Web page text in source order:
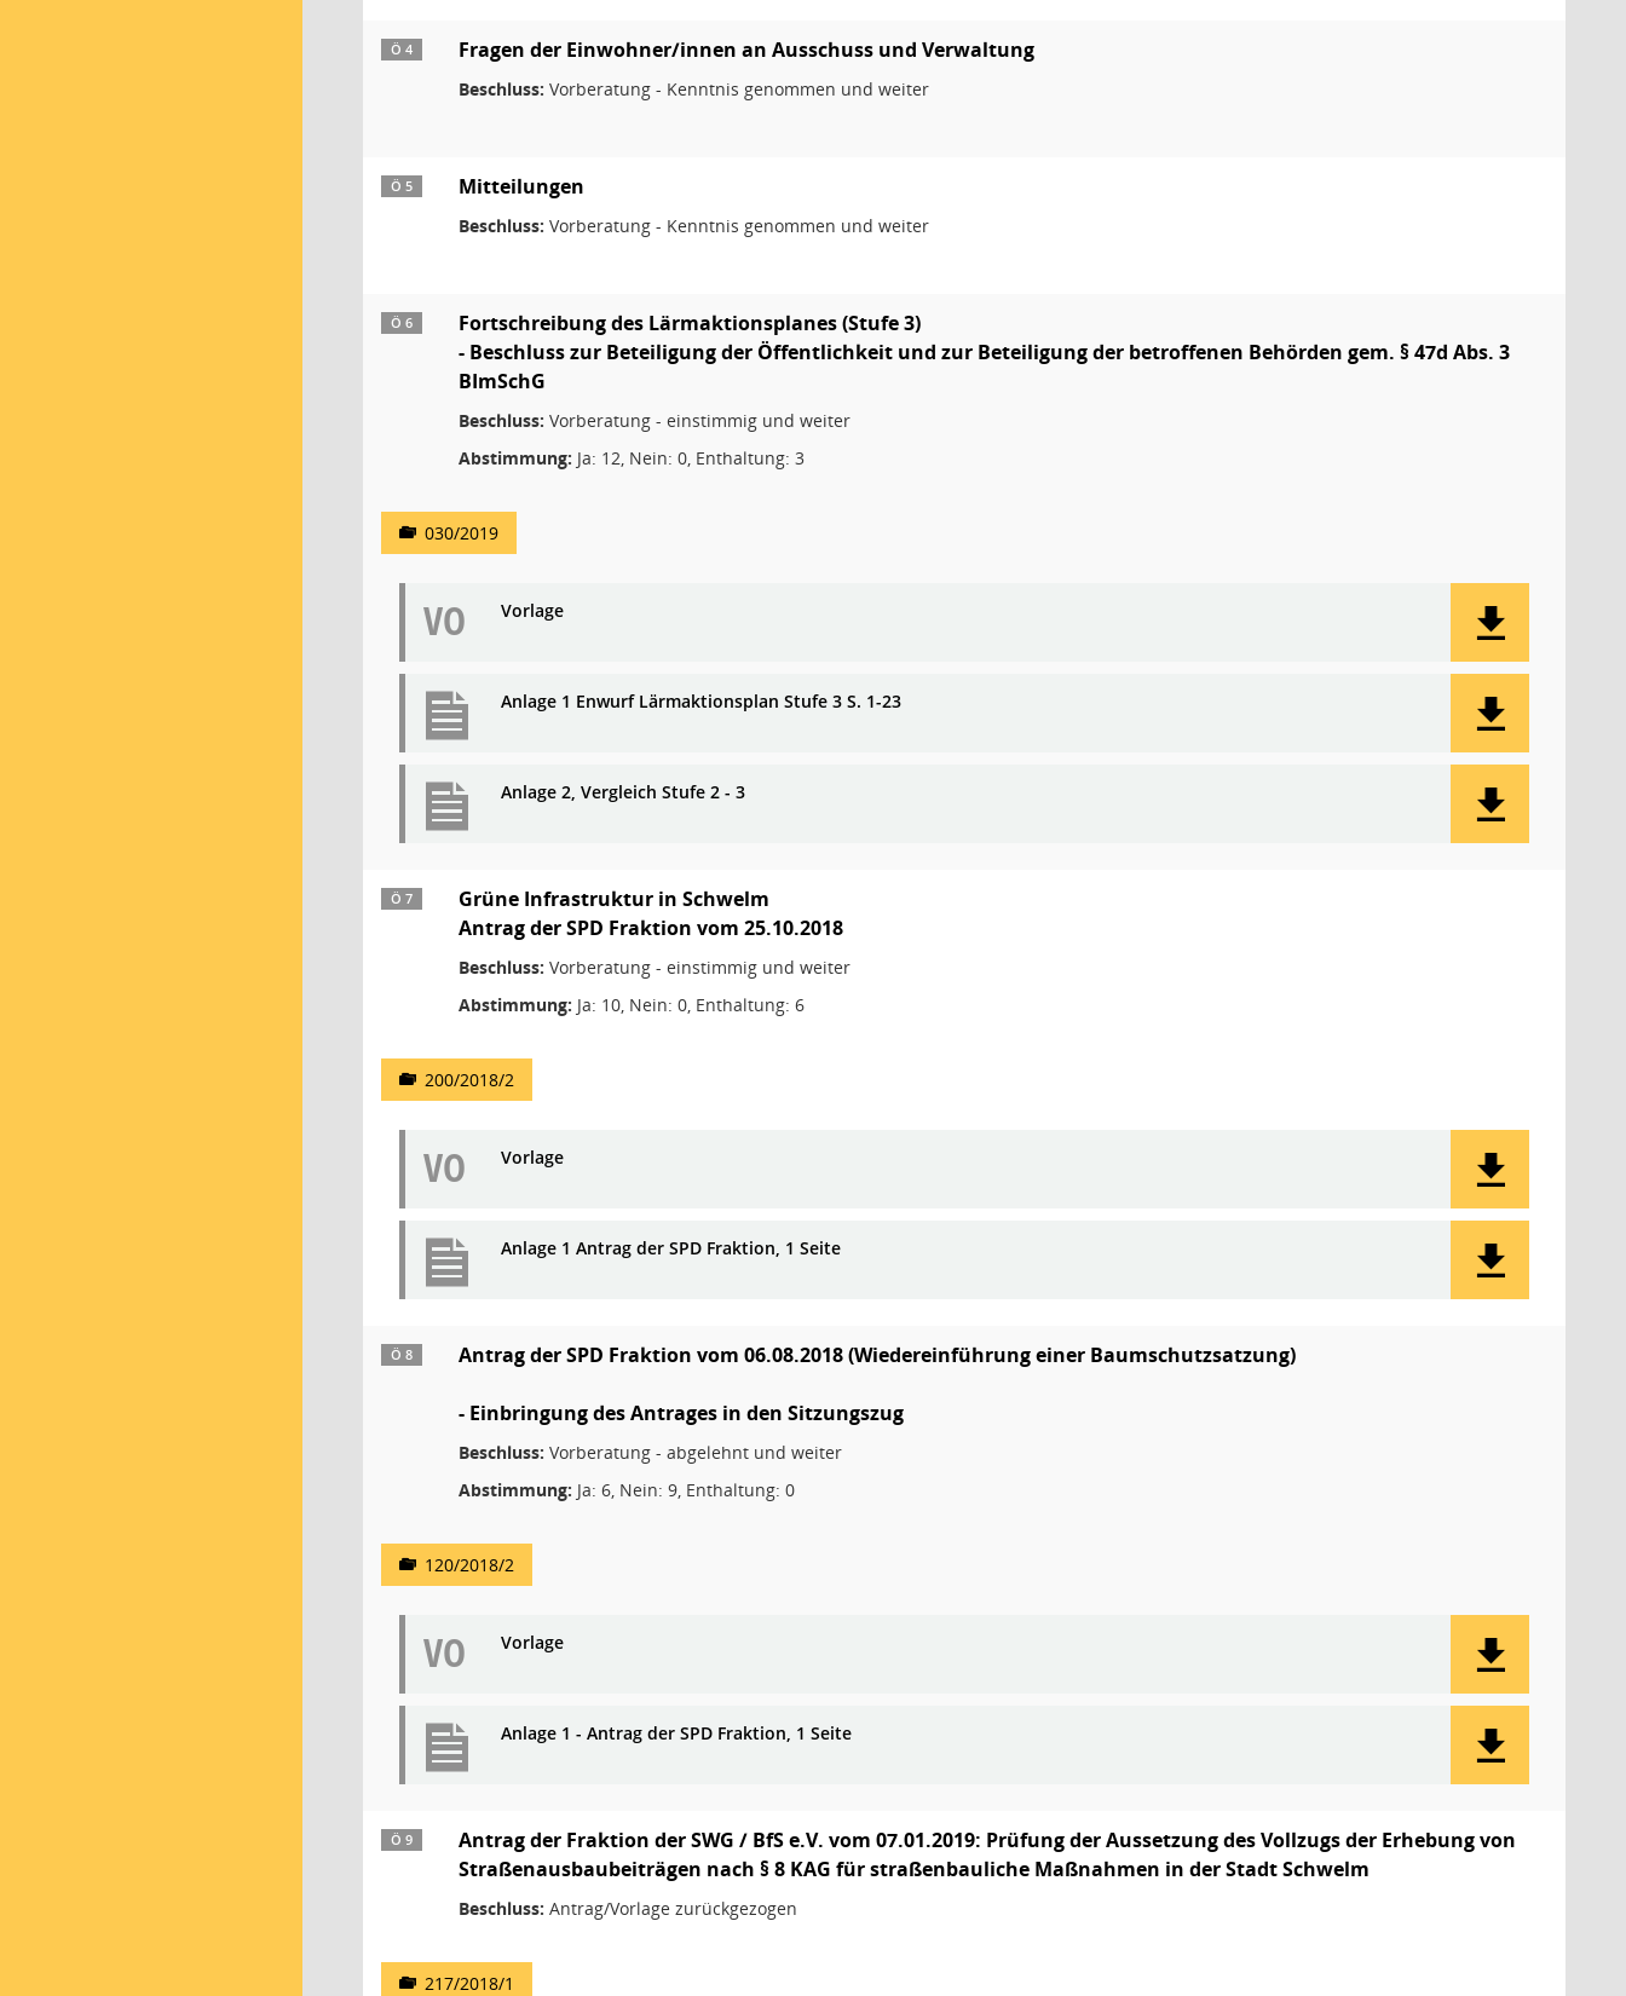
Ö 4 Fragen der Einwohner/innen an Ausschuss und Verwaltung
Beschluss: Vorberatung - Kenntnis genommen und weiter
Ö 5 Mitteilungen
Beschluss: Vorberatung - Kenntnis genommen und weiter
Ö 6
Fortschreibung des Lärmaktionsplanes (Stufe 3)
- Beschluss zur Beteiligung der Öffentlichkeit und zur Beteiligung der betroffenen Behörden gem. § 47d Abs. 3
BImSchG
Beschluss: Vorberatung - einstimmig und weiter
Abstimmung: Ja: 12, Nein: 0, Enthaltung: 3
030/2019
VO Vorlage
Anlage 1 Enwurf Lärmaktionsplan Stufe 3 S. 1-23
Anlage 2, Vergleich Stufe 2 - 3
Ö 7
Grüne Infrastruktur in Schwelm
Antrag der SPD Fraktion vom 25.10.2018
Beschluss: Vorberatung - einstimmig und weiter
Abstimmung: Ja: 10, Nein: 0, Enthaltung: 6
200/2018/2
VO Vorlage
Anlage 1 Antrag der SPD Fraktion, 1 Seite
Ö 8 Antrag der SPD Fraktion vom 06.08.2018 (Wiedereinführung einer Baumschutzsatzung)
- Einbringung des Antrages in den Sitzungszug
Beschluss: Vorberatung - abgelehnt und weiter
Abstimmung: Ja: 6, Nein: 9, Enthaltung: 0
120/2018/2
VO Vorlage
Anlage 1 - Antrag der SPD Fraktion, 1 Seite
Ö 9
Antrag der Fraktion der SWG / BfS e.V. vom 07.01.2019: Prüfung der Aussetzung des Vollzugs der Erhebung von
Straßenausbaubeiträgen nach § 8 KAG für straßenbauliche Maßnahmen in der Stadt Schwelm
Beschluss: Antrag/Vorlage zurückgezogen
217/2018/1